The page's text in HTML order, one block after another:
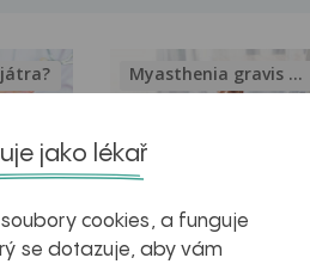
Inovativní
Myasthenia gravis – vše, co...
jako lékař
cookies, a funguje
se dotazuje, aby vám